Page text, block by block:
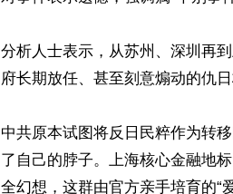
分析人士表示，从苏州、深圳再
府长期放任、甚至刻意煽动的仇
中共原本试图将反日民粹作为转
了自己的脖子。上海核心金融地
全幻想，这群由官方亲手培育的“